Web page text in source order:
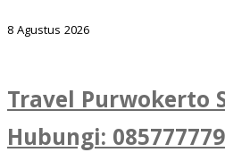
8 Agustus 2026
Travel Purwokerto
Hubungi: